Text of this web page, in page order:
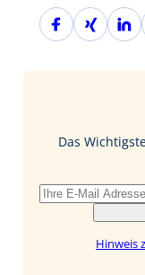
F
a
X
i
L
i
I
-
Das
Hinweis